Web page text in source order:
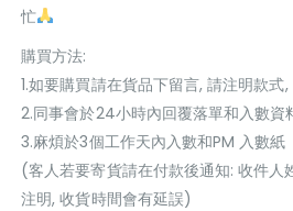
忙
購買方法:
1.如要購買請在貨品下留言, 請注明款
2.同事會於24小時內回覆落單和入數資
3.麻煩於3個工作天內入數和PM 入數紙
(客人若要寄貨請在付款後通知: 收件人
注明, 收貨時間會有延誤)